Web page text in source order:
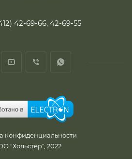
42-69-66, 42-69-55
конфиденциальности
"Хольстер", 2022